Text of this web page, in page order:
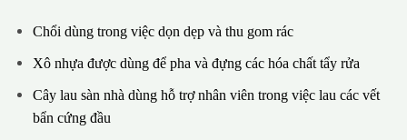
Chổi dùng trong việc dọn dẹp và thu gom rác
Xô nhựa được dùng để pha và đựng các hóa chất tẩy rửa
Cây lau sàn nhà dùng hỗ trợ nhân viên trong việc lau các vết
bẩn cứng đầu